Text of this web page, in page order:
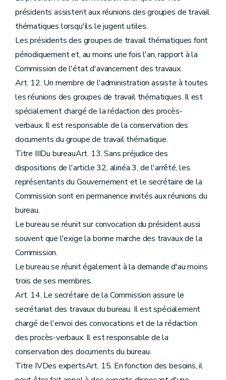
présidents assistent aux réunions des groupes de travail
thématiques lorsqu'ils le jugent utiles.
Les présidents des groupes de travail thématiques font
périodiquement et, au moins une fois l'an, rapport à la
Commission de l'état d'avancement des travaux.
Art. 12. Un membre de l'administration assiste à toutes
les réunions des groupes de travail thématiques. Il est
spécialement chargé de la rédaction des procès-
verbaux. Il est responsable de la conservation des
documents du groupe de travail thématique.
Titre IIIDu bureauArt. 13. Sans préjudice des
dispositions de l'article 32, alinéa 3, de l'arrêté, les
représentants du Gouvernement et le secrétaire de la
Commission sont en permanence invités aux réunions du
bureau.
Le bureau se réunit sur convocation du président aussi
souvent que l'exige la bonne marche des travaux de la
Commission.
Le bureau se réunit également à la demande d'au moins
trois de ses membres.
Art. 14. Le secrétaire de la Commission assure le
secrétariat des travaux du bureau. Il est spécialement
chargé de l'envoi des convocations et de la rédaction
des procès-verbaux. Il est responsable de la
conservation des documents du bureau.
Titre IVDes expertsArt. 15. En fonction des besoins, il